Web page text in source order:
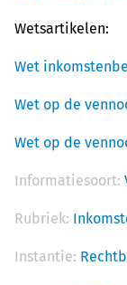
Wetsartikelen:
Wet
Wet op de
Wet op de
Informatiesoort:
Rubriek:
Instantie: